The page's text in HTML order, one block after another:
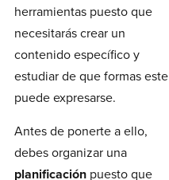
herramientas puesto que
necesitarás crear un
contenido específico y
estudiar de que formas este
puede expresarse.
Antes de ponerte a ello,
debes organizar una
planificaciónpuesto que